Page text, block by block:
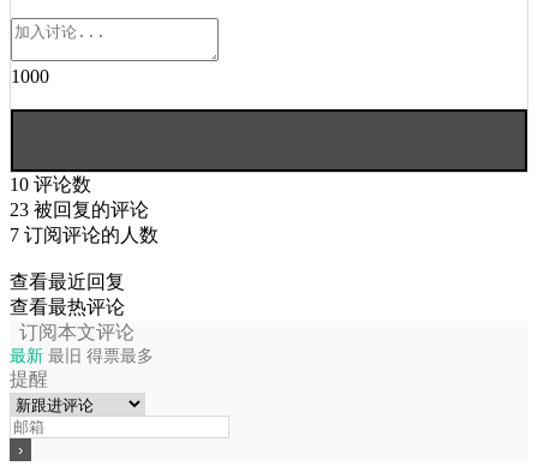
1000
10 评论数
23 被回复的评论
7 订阅评论的人数
查看最近回复
查看最热评论
订阅本文评论
最新 最旧 得票最多
提醒